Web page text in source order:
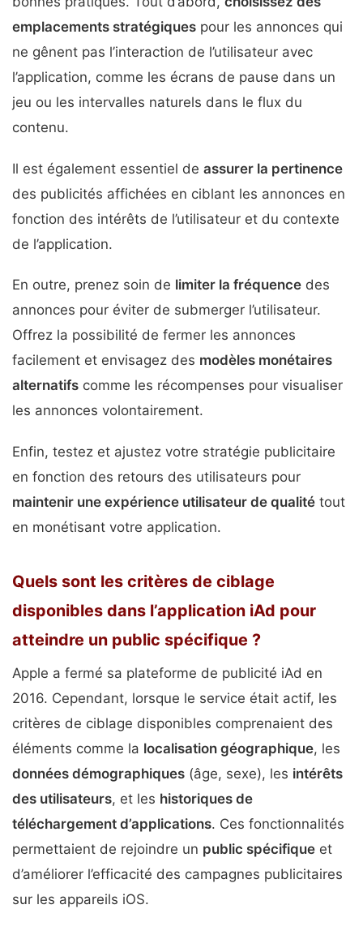
emplacements stratégiques pour les annonces qui
ne gênent pas l’interaction de l’utilisateur avec
l’application, comme les écrans de pause dans un
jeu ou les intervalles naturels dans le flux du
contenu.
Il est également essentiel de assurer la pertinence
des publicités affichées en ciblant les annonces en
fonction des intérêts de l’utilisateur et du contexte
de l’application.
En outre, prenez soin de limiter la fréquence des
annonces pour éviter de submerger l’utilisateur.
Offrez la possibilité de fermer les annonces
facilement et envisagez des modèles monétaires
alternatifs comme les récompenses pour visualiser
les annonces volontairement.
Enfin, testez et ajustez votre stratégie publicitaire
en fonction des retours des utilisateurs pour
maintenir une expérience utilisateur de qualité tout
en monétisant votre application.
Quels sont les critères de ciblage
disponibles dans l’application iAd pour
atteindre un public spécifique ?
Apple a fermé sa plateforme de publicité iAd en
2016. Cependant, lorsque le service était actif, les
critères de ciblage disponibles comprenaient des
éléments comme la localisation géographique, les
données démographiques (âge, sexe), les intérêts
des utilisateurs, et les historiques de
téléchargement d’applications. Ces fonctionnalités
permettaient de rejoindre un public spécifique et
d’améliorer l’efficacité des campagnes publicitaires
sur les appareils iOS.